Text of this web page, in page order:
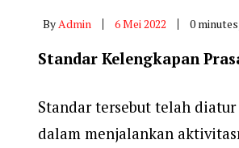
ByAdmin 6 Mei 2022 0
Standar Kelengkapan
Standar tersebut telah
dalam menjalankan